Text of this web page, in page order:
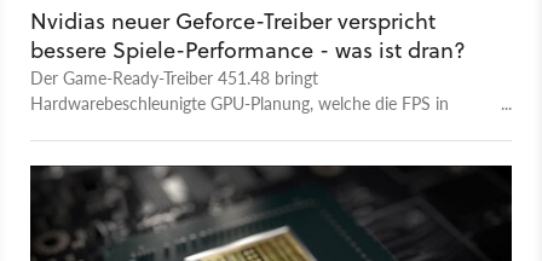
Nvidias neuer Geforce-Treiber verspricht
bessere Spiele-Performance - was ist dran?
Der Game-Ready-Treiber 451.48 bringt
Hardwarebeschleunigte GPU-Planung, welche die FPS in